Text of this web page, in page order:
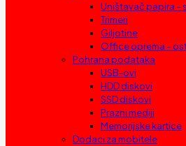
Uništavač papira –
Trimeri
Giljotine
Office oprema –
Pohrana podataka
USB-ovi
HDD diskovi
SSD diskovi
Prazni mediji
Memorijske kartice
Dodaci za mobitele